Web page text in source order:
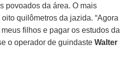
povoados da área. O mais
oito quilômetros da jazida. “Agora
filhos e pagar os estudos da
o operador de guindaste Walter